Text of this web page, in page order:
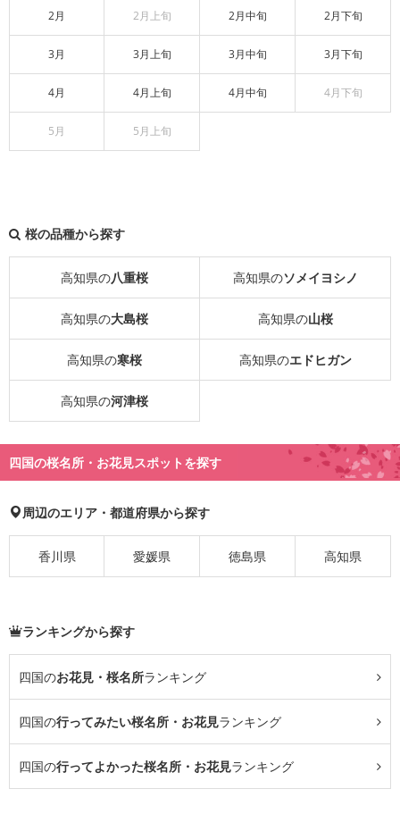
2月 2月上旬 2月中旬 2月下旬
3月 3月上旬 3月中旬 3月下旬
4月 4月上旬 4月中旬 4月下旬
5月 5月上旬
桜の品種から探す
高知県の八重桜 高知県のソメイヨシノ
高知県の大島桜 高知県の山桜
高知県の寒桜 高知県のエドヒガン
高知県の河津桜
四国の桜名所・お花見スポットを探す
周辺のエリア・都道府県から探す
香川県 愛媛県 徳島県 高知県
ランキングから探す
四国のお花見・桜名所ランキング
四国の行ってみたい桜名所・お花見ランキング
四国の行ってよかった桜名所・お花見ランキング